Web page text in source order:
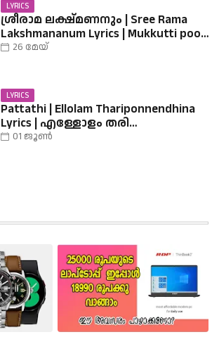
LYRICS
ശ്രീരാമ ലക്ഷ്മണനും | Sree Rama
Lakshmananum Lyrics | Mukkutti poo
Album | Sreerama Song Malayalam |
26 മേയ്
LYRICS
Pattathi | Ellolam Thariponnendhina
Lyrics | എള്ളോളം തരി
പൊന്നെന്തിനാ...... വരികൾ
01 ജൂൺ